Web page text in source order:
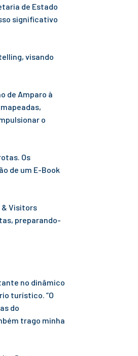
de Estado
significativo
visando
de Amparo à
o
Os
de um E-Book
& Visitors
preparando-
no dinâmico
turístico. “O
do
trago minha